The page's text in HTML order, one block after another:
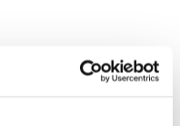
på fondmarknaden